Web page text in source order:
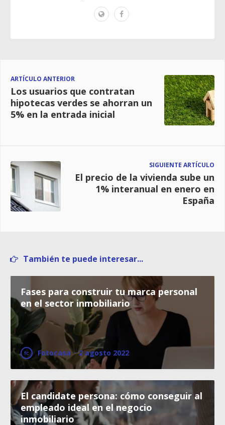
ARTÍCULO ANTERIOR
Los usuarios que contratan
hipotecas verdes se ahorran un
5% en la entrada inicial
SIGUIENTE ARTÍCULO
El precio de la vivienda sube un
1% interanual en enero en
España
También te puede interesar...
Fases para construir tu marca personal
en el sector inmobiliario
Fotocasa · 2 agosto 2022
El candidate persona: cómo conseguir al
empleado ideal en el negocio
inmobiliario